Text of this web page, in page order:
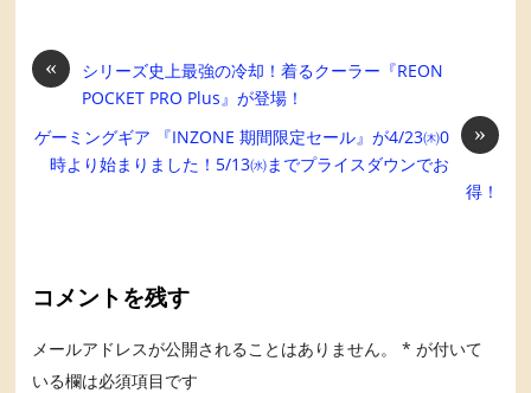
«
シリーズ史上最強の冷却！着るクーラー『REON
POCKET PRO Plus』が登場！
»
ゲーミングギア 『INZONE 期間限定セール』が4/23㈭0
時より始まりました！5/13㈬までプライスダウンでお
得！
コメントを残す
メールアドレスが公開されることはありません。 * が付いて
いる欄は必須項目です